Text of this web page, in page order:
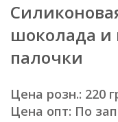
шоколада
палочки
Цена розн.: 220
Цена опт: По